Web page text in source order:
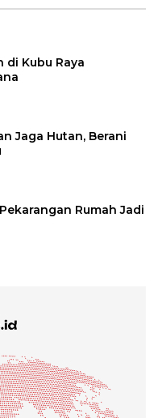
di Kubu Raya
Jaga Hutan, Berani
Rumah Jadi